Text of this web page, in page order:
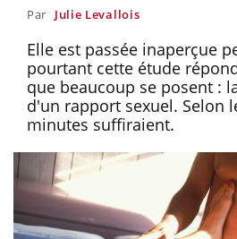
Par Julie Levallois
Elle est passée inaperçue
pourtant cette étude
que beaucoup se posent :
d'un rapport sexuel. Selon
minutes suffiraient.